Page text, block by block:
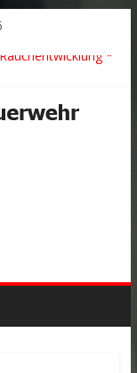
*
Aufzug *